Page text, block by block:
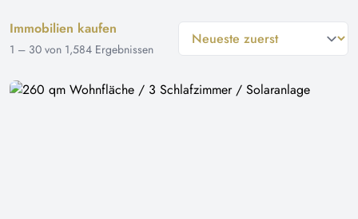
Immobilien kaufen
1 – 30 von 1,584 Ergebnissen
general.sort-by